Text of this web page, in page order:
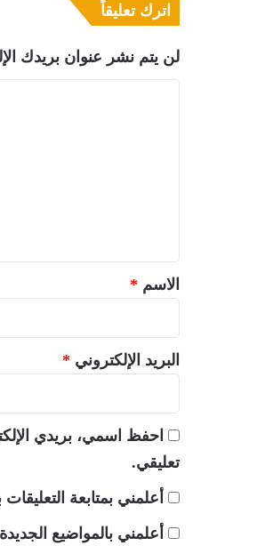
اترك تعليقاً
لن يتم نشر عنوان بريدك
*الاسم *
البريد الإلكتروني *
احفظ اسمي، بريدي
تعليقي.
أعلمني بمتابعة
أعلمني بالمواضيع